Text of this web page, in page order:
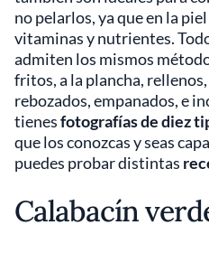
no pelarlos, ya que en la
vitaminas y nutrientes.
admiten los mismos
fritos, a la plancha,
rebozados, empanados, e
tienesfotografías de diez
que los conozcas y seas
puedes probar distintas
Calabacín